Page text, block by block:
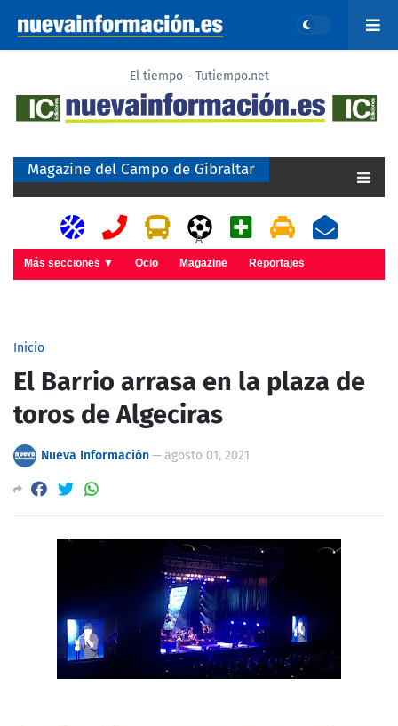
El tiempo - Tutiempo.net
Magazine del Campo de Gibraltar
A
Más secciones ▼ Ocio Magazine Reportajes
Inicio
El Barrio arrasa en la plaza de
toros de Algeciras
Nueva Información—agosto 01, 2021